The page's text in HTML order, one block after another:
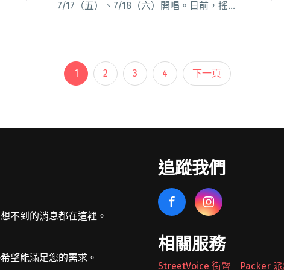
7/17（五）、7/18（六）開唱。日前，搖滾
如萱、宇宙人壓軸開唱 搖滾台中公布線上
音樂節直播節目表"
1 2 3 4 下一頁
不到的消息都在這裡。
望能滿足您的需求。
追蹤我們
相關服務
StreetVoice 街聲 Packer